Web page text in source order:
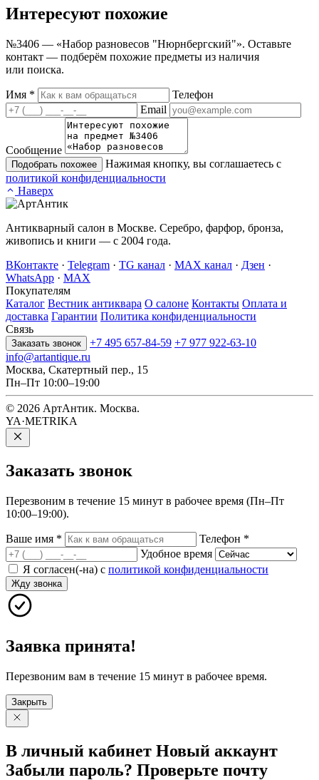
Интересуют похожие
№3406 — «Набор разновесов "Нюрнбергский"». Оставьте
контакт — подберём похожие предметы из наличия
или поиска.
Имя *
Телефон
Email
Сообщение
Подобрать похожее
Нажимая кнопку, вы соглашаетесь с
политикой конфиденциальности
Наверх
Антикварный салон в Москве. Серебро, фарфор, бронза,
живопись и книги — с 2004 года.
ВКонтакте · Telegram · TG канал · MAX канал · Дзен ·
WhatsApp · MAX
Покупателям
Каталог Вестник антиквара О салоне Контакты Оплата и
доставка Гарантии Политика конфиденциальности
Связь
Заказать звонок +7 495 657-84-59 +7 977 922-63-10
info@artantique.ru
Москва, Скатертный пер., 15
Пн–Пт 10:00–19:00
© 2026 АртАнтик. Москва.
YA·METRIKA
Заказать звонок
Перезвоним в течение 15 минут в рабочее время (Пн–Пт
10:00–19:00).
Ваше имя * Телефон *
Удобное время
Я согласен(-на) с политикой конфиденциальности
Жду звонка
Заявка принята!
Перезвоним вам в течение 15 минут в рабочее время.
Закрыть
В личный кабинет Новый аккаунт
Забыли пароль? Проверьте почту